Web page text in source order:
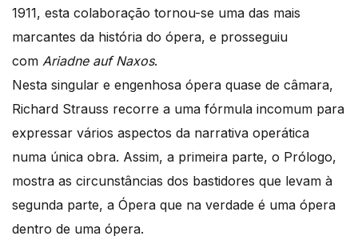
1911, esta colaboração tornou-se uma das mais
marcantes da história do ópera, e prosseguiu
com Ariadne auf Naxos.
Nesta singular e engenhosa ópera quase de câmara,
Richard Strauss recorre a uma fórmula incomum para
expressar vários aspectos da narrativa operática
numa única obra. Assim, a primeira parte, o Prólogo,
mostra as circunstâncias dos bastidores que levam à
segunda parte, a Ópera que na verdade é uma ópera
dentro de uma ópera.